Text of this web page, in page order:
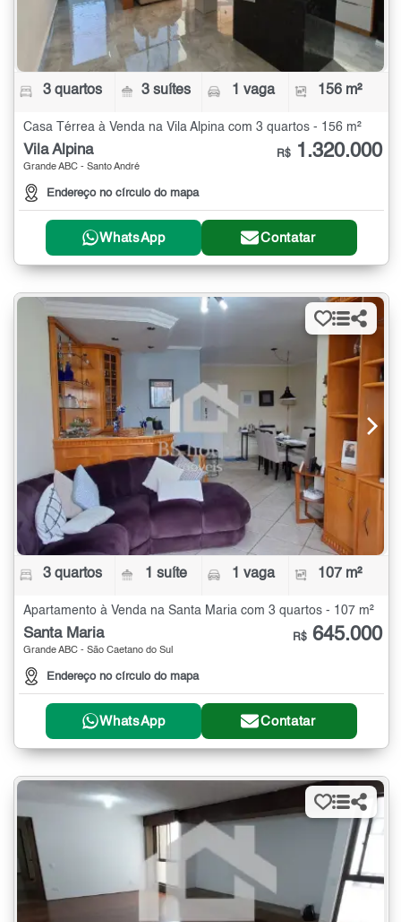
3 quartos 3 suítes 1 vaga 156 m²
Casa Térrea à Venda na Vila Alpina com 3 quartos - 156 m²
Vila Alpina
Grande ABC - Santo André
Endereço no círculo do mapa
R$ 1.320.000
WhatsApp Contatar
3 quartos 1 suíte 1 vaga 107 m²
Apartamento à Venda na Santa Maria com 3 quartos - 107 m²
Santa Maria
Grande ABC - São Caetano do Sul
Endereço no círculo do mapa
R$ 645.000
WhatsApp Contatar